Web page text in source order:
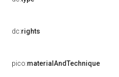
dc:rights
pico:materialAndTechnique